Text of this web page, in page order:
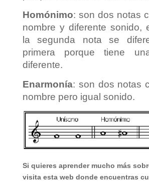
Homónimo: son dos notas
nombre y diferente sonido,
la segunda nota se
primera porque tiene
diferente.
Enarmonía: son dos notas
nombre pero igual sonido.
Si quieres aprender mucho más
visita esta web donde encuentras